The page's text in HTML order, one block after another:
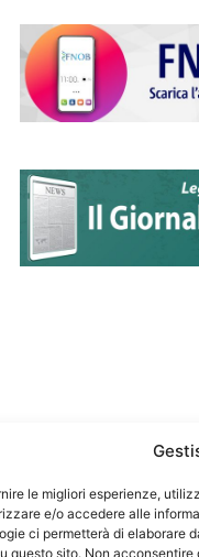
le migliori esperienze,
e/o accedere alle
ci permetterà di elaborare
questo sito. Non